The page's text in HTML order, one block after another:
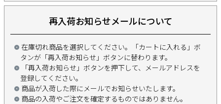
再入荷お知らせメールについて
在庫切れ商品を選択してください。「カートに入れる」ボ
タンが「再入荷お知らせ」ボタンに替わります。
「再入荷お知らせ」ボタンを押下して、メールアドレスを
登録してください。
商品が入荷した際にメールでお知らせいたします。
商品の入荷やご注文を確定するものではありません。